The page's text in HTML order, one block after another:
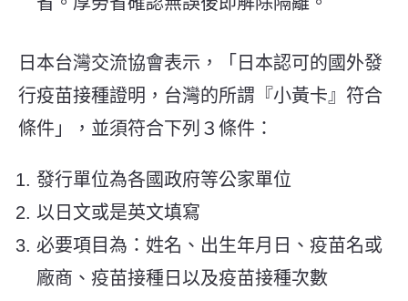
日本台灣交流協會表示，「日本認可的國外發
行疫苗接種證明，台灣的所謂『小黃卡』符合
條件」，並須符合下列３條件：
發行單位為各國政府等公家單位
以日文或是英文填寫
必要項目為：姓名、出生年月日、疫苗名或
廠商、疫苗接種日以及疫苗接種次數